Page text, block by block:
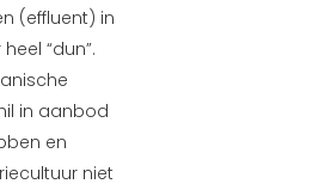
(effluent) in
“dun”.
in aanbod
en
niet